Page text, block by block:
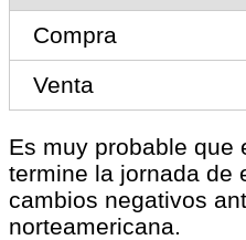
Compra
Venta
Es muy probable que
termine la jornada de
cambios negativos
norteamericana.